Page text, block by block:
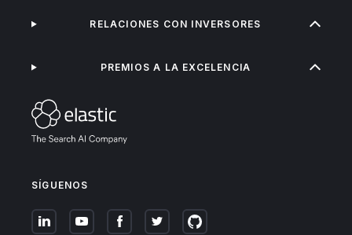
SÍGUENOS
RELACIONES CON INVERSORES
PREMIOS A LA EXCELENCIA